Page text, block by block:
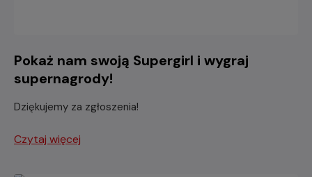
Pokaż nam swoją Supergirl i wygraj
supernagrody!
Dziękujemy za zgłoszenia!
Czytaj więcej